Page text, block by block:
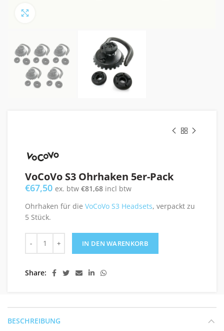
VoCoVo S3 Ohrhaken 5er-Pack
€67,50 ex. btw €81,68 incl btw
Ohrhaken für die VoCoVo S3 Headsets, verpackt zu
5 Stück.
IN DEN WARENKORB
Share
BESCHREIBUNG